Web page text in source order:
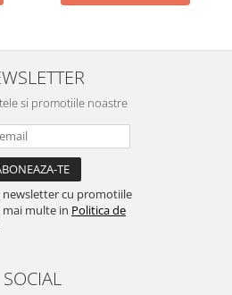
si promotiile noastre
newsletter cu promotiile
mai multe in Politica de
SOCIAL